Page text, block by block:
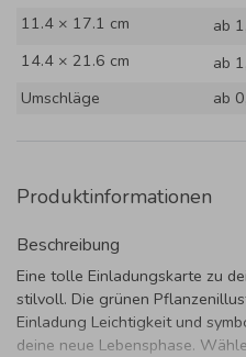
11.4 × 17.1 cm
ab
14.4 × 21.6 cm
ab
Umschläge
ab
Produktinformationen
Beschreibung
Eine tolle Einladungskarte zu
stilvoll. Die grünen
Einladung Leichtigkeit und
deine neue Lebensphase.